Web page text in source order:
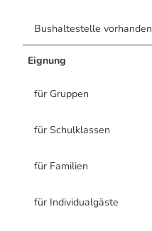
Bushaltestelle vorhanden
Eignung
für Gruppen
für Schulklassen
für Familien
für Individualgäste